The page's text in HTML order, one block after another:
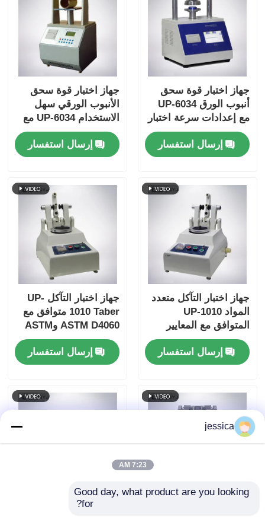
جهاز اختبار قوة سحق
أنبوب الورق UP-6034
مع إعدادات سرعة اختبار
متعددة وحماية من
الحمل الزائد والتوافق مع
ISO11093-9
إرسال استفسار
جهاز اختبار قوة سحق
الأنبوب الورقي سهل
الاستخدام UP-6034 مع
واجهة شاشة تعمل
باللمس ووظيفة الإرجاع
التلقائي
إرسال استفسار
جهاز اختبار التآكل متعدد
المواد UP-1010
المتوافق مع المعايير
الدولية المتعددة
إرسال استفسار
جهاز اختبار التآكل UP-
1010 Taber متوافق مع
ASTM D4060 وASTM
D1044 وISO 5470 وJIS
K7204 ويتميز بحمل قابل
للتعديل 250 جم، و500
دورة/دقيقة.
إرسال استفسار
اختبار الكشط متعدد
jessica
7:23 AM
Good day, what product are you looking
for?